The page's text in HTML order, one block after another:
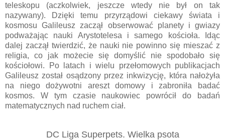
teleskopu (aczkolwiek, jeszcze wtedy nie był on tak
nazywany). Dzięki temu przyrządowi ciekawy świata i
kosmosu Galileusz zaczął obserwować planety i gwiazy
podważając nauki Arystotelesa i samego kościoła. Idąc
dalej zaczął twierdzić, że nauki nie powinno się mieszać z
religia, co jak możecie się domyślić nie spodobało się
kościołowi. Po latach i wielu przełomowych publikacjach
Galileusz został osądzony przez inkwizycję, która nałożyła
na niego dożywotni areszt domowy i zabroniła badać
kosmos. W tym czasie naukowiec powrócił do badań
matematycznych nad ruchem ciał.
DC Liga Superpets. Wielka psota